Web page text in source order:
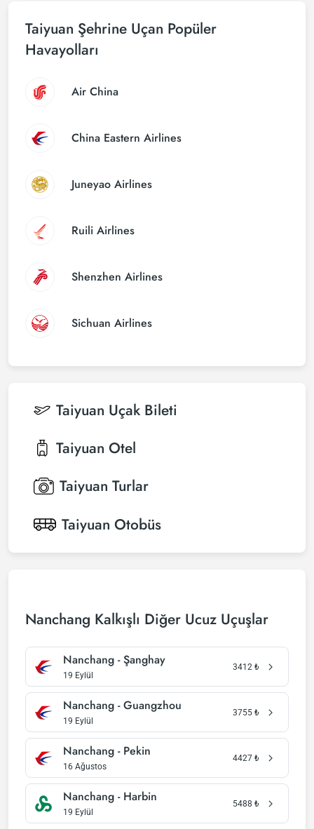
Taiyuan Şehrine Uçan Popüler
Havayolları
Air China
China Eastern Airlines
Juneyao Airlines
Ruili Airlines
Shenzhen Airlines
Sichuan Airlines
Taiyuan Uçak Bileti
Taiyuan Otel
Taiyuan Turlar
Taiyuan Otobüs
Nanchang Kalkışlı Diğer Ucuz Uçuşlar
Nanchang - Şanghay
19 Eylül
3412 ₺
Nanchang - Guangzhou
19 Eylül
3755 ₺
Nanchang - Pekin
16 Ağustos
4427 ₺
Nanchang - Harbin
19 Eylül
5488 ₺